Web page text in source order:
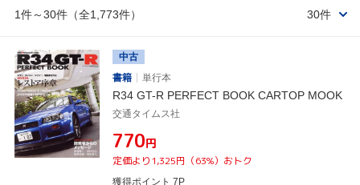
1件～30件（全1,773件） 30件
中古
書籍
単行本
R34 GT-R PERFECT BOOK CARTOP MOOK
交通タイムス社
¥770円
定価より1,325円（63%）おトク
獲得ポイント 7P